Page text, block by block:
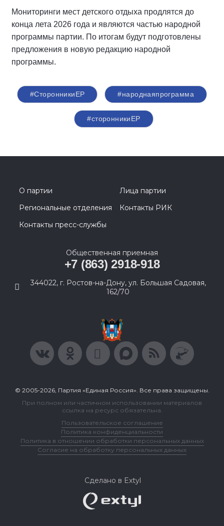
Мониторинги мест детского отдыха продлятся до
конца лета 2026 года и являются частью народной
программы партии. По итогам будут подготовлены
предложения в новую редакцию народной
программы.
#СторонникиЕР #народнаяпрограмма
#сторонникиЕР
О партии
Лица партии
Региональные отделения
Контакты РИК
Контакты пресс-службы
Общественная приемная
+7 (863) 2918-918
344022, г. Ростов-на-Дону, ул. Большая Садовая,
162/70
© 2005-2026, Партия «Единая Россия». Все права защищены.
При полном или частичном использовании материалов
ссылка на ресурс обязательна.
Пользовательское соглашение
Политика конфиденциальности
Политика в отношении обработки персональных данных
Согласие на обработку персональных данных
Сделано в Extyl